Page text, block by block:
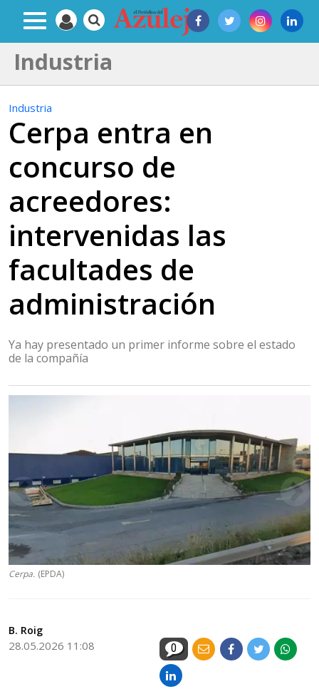
Industria
Industria
Cerpa entra en
concurso de
acreedores:
intervenidas las
facultades de
administración
Ya hay presentado un primer informe sobre el estado
de la compañía
Cerpa. (EPDA)
B. Roig
28.05.2026 11:08 0